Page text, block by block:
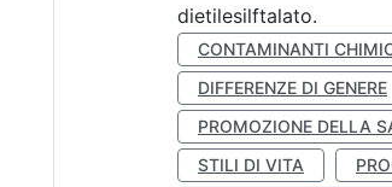
dietilesilftalato.
CONTAMINANTI
DIFFERENZE DI GENERE
PROMOZIONE DELLA
STILI DI VITA